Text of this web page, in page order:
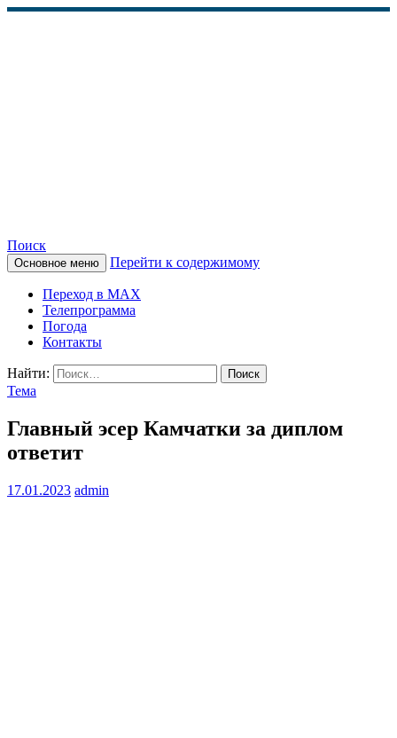
КАМЧАТСКОЕ
ИНФОРМАЦИОННОЕ
АГЕНТСТВО (КИА
«ВЕСТИ»)
Поиск
Основное меню Перейти к содержимому
Переход в MAX
Телепрограмма
Погода
Контакты
Найти:
Тема
Главный эсер Камчатки за диплом
ответит
17.01.2023 admin